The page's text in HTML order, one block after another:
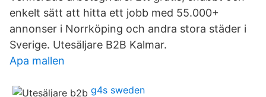
enkelt sätt att hitta ett jobb med 55.000+
annonser i Norrköping och andra stora städer i
Sverige. Utesäljare B2B Kalmar.
Apa mallen
g4s sweden